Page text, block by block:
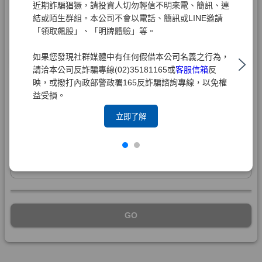
近期詐騙猖獗，請投資人切勿輕信不明來電、簡訊、連
結或陌生群組。本公司不會以電話、簡訊或LINE邀請
「領取飆股」、「明牌體驗」等。
如果您發現社群媒體中有任何假借本公司名義之行為，
請洽本公司反詐騙專線(02)35181165或客服信箱反
映，或撥打內政部警政署165反詐騙諮詢專線，以免權
益受損。
立即了解